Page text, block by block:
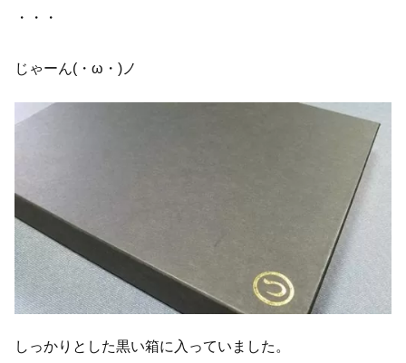
・・・
じゃーん(・ω・)ノ
しっかりとした黒い箱に入っていました。